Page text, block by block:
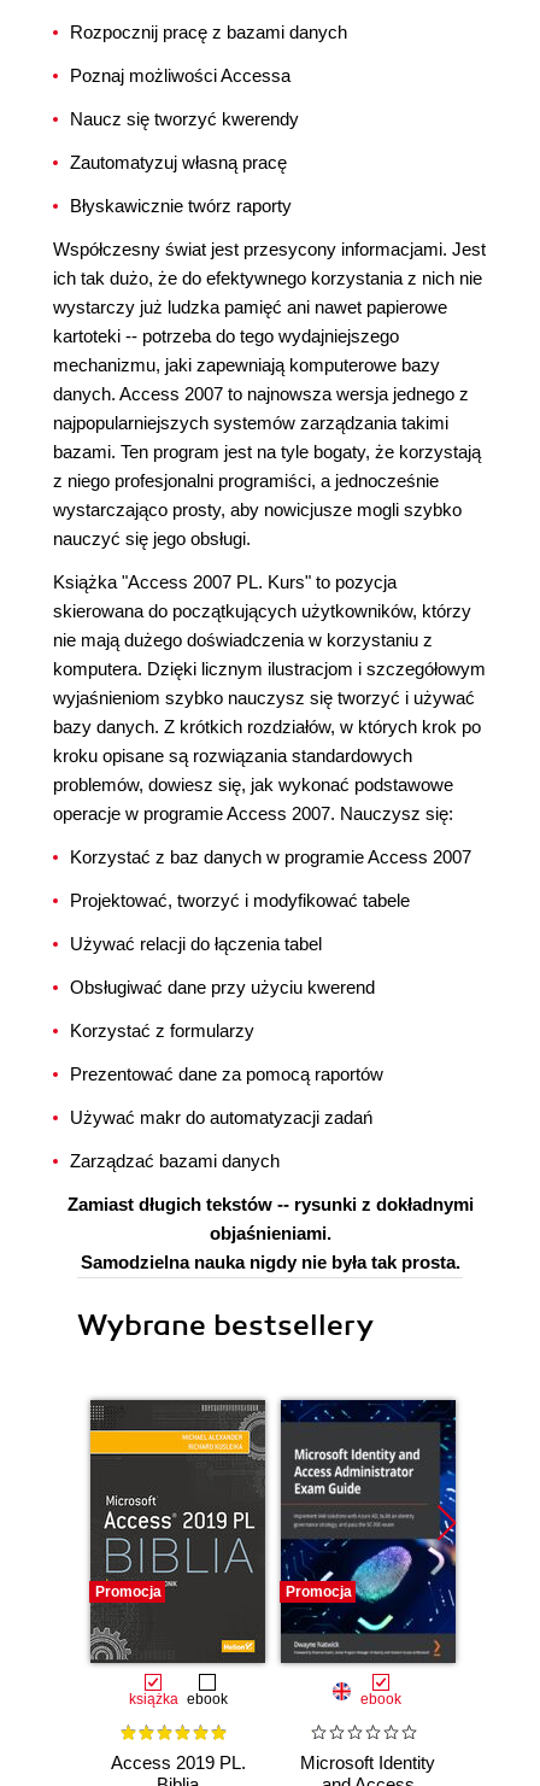
Rozpocznij pracę z bazami danych
Poznaj możliwości Accessa
Naucz się tworzyć kwerendy
Zautomatyzuj własną pracę
Błyskawicznie twórz raporty
Współczesny świat jest przesycony informacjami. Jest
ich tak dużo, że do efektywnego korzystania z nich nie
wystarczy już ludzka pamięć ani nawet papierowe
kartoteki -- potrzeba do tego wydajniejszego
mechanizmu, jaki zapewniają komputerowe bazy
danych. Access 2007 to najnowsza wersja jednego z
najpopularniejszych systemów zarządzania takimi
bazami. Ten program jest na tyle bogaty, że korzystają
z niego profesjonalni programiści, a jednocześnie
wystarczająco prosty, aby nowicjusze mogli szybko
nauczyć się jego obsługi.
Książka "Access 2007 PL. Kurs" to pozycja
skierowana do początkujących użytkowników, którzy
nie mają dużego doświadczenia w korzystaniu z
komputera. Dzięki licznym ilustracjom i szczegółowym
wyjaśnieniom szybko nauczysz się tworzyć i używać
bazy danych. Z krótkich rozdziałów, w których krok po
kroku opisane są rozwiązania standardowych
problemów, dowiesz się, jak wykonać podstawowe
operacje w programie Access 2007. Nauczysz się:
Korzystać z baz danych w programie Access 2007
Projektować, tworzyć i modyfikować tabele
Używać relacji do łączenia tabel
Obsługiwać dane przy użyciu kwerend
Korzystać z formularzy
Prezentować dane za pomocą raportów
Używać makr do automatyzacji zadań
Zarządzać bazami danych
Zamiast długich tekstów -- rysunki z dokładnymi
objaśnieniami.
Samodzielna nauka nigdy nie była tak prosta.
Wybrane bestsellery
Promocja
książka ebook
Access 2019 PL.
Promocja
ebook
Microsoft Identity